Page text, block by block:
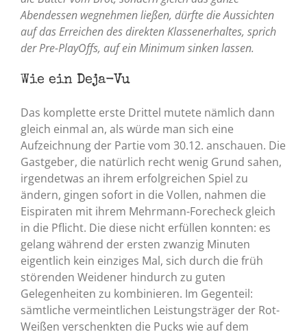
Abendessen wegnehmen ließen, dürfte die Aussichten
auf das Erreichen des direkten Klassenerhaltes, sprich
der Pre-PlayOffs, auf ein Minimum sinken lassen.
Wie ein Deja-Vu
Das komplette erste Drittel mutete nämlich dann
gleich einmal an, als würde man sich eine
Aufzeichnung der Partie vom 30.12. anschauen. Die
Gastgeber, die natürlich recht wenig Grund sahen,
irgendetwas an ihrem erfolgreichen Spiel zu
ändern, gingen sofort in die Vollen, nahmen die
Eispiraten mit ihrem Mehrmann-Forecheck gleich
in die Pflicht. Die diese nicht erfüllen konnten: es
gelang während der ersten zwanzig Minuten
eigentlich kein einziges Mal, sich durch die früh
störenden Weidener hindurch zu guten
Gelegenheiten zu kombinieren. Im Gegenteil:
sämtliche vermeintlichen Leistungsträger der Rot-
Weißen verschenkten die Pucks wie auf dem